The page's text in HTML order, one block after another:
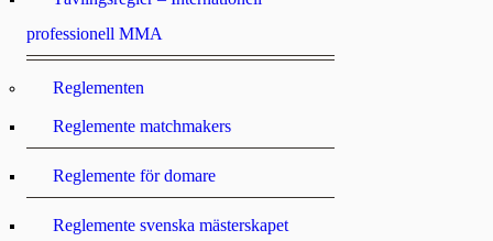
professionell MMA
Reglementen
Reglemente matchmakers
Reglemente för domare
Reglemente svenska mästerskapet